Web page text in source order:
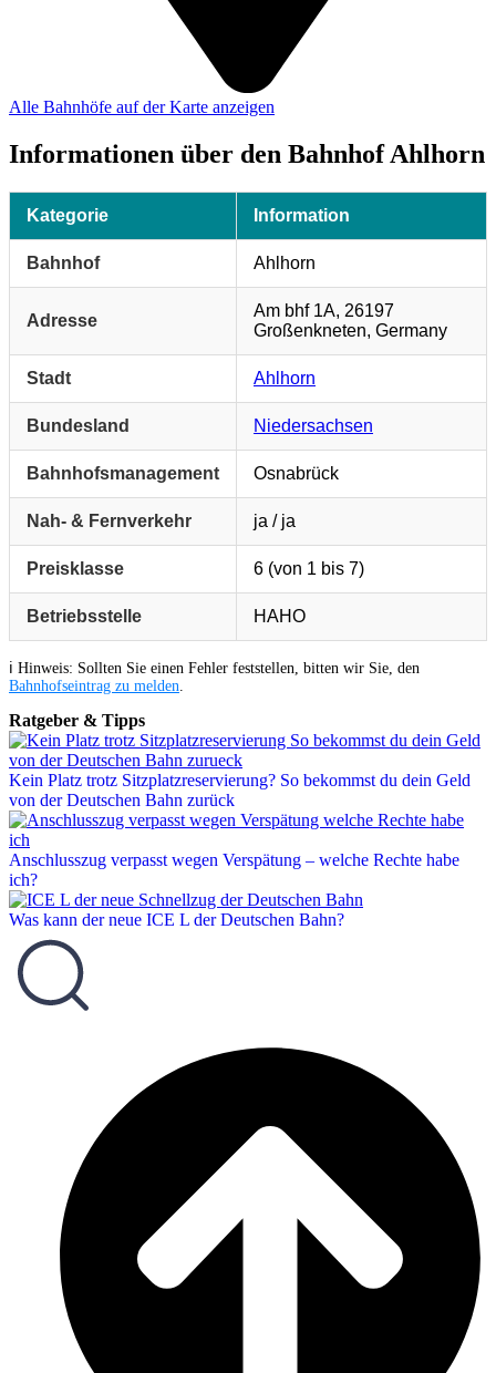
Alle Bahnhöfe auf der Karte anzeigen
Informationen über den Bahnhof Ahlhorn
Kategorie Information
Bahnhof Ahlhorn
Adresse
Am bhf 1A, 26197
Großenkneten, Germany
Stadt Ahlhorn
Bundesland Niedersachsen
Bahnhofsmanagement Osnabrück
Nah- & Fernverkehr ja / ja
Preisklasse 6 (von 1 bis 7)
Betriebsstelle HAHO
ℹ️ Hinweis: Sollten Sie einen Fehler feststellen, bitten wir Sie, den
Bahnhofseintrag zu melden
Ratgeber & Tipps
Kein Platz trotz Sitzplatzreservierung? So bekommst du dein Geld
von der Deutschen Bahn zurück
Anschlusszug verpasst wegen Verspätung – welche Rechte habe
ich?
Was kann der neue ICE L der Deutschen Bahn?